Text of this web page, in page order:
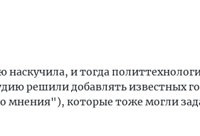
и тогда
решили добавлять известных
которые тоже могли